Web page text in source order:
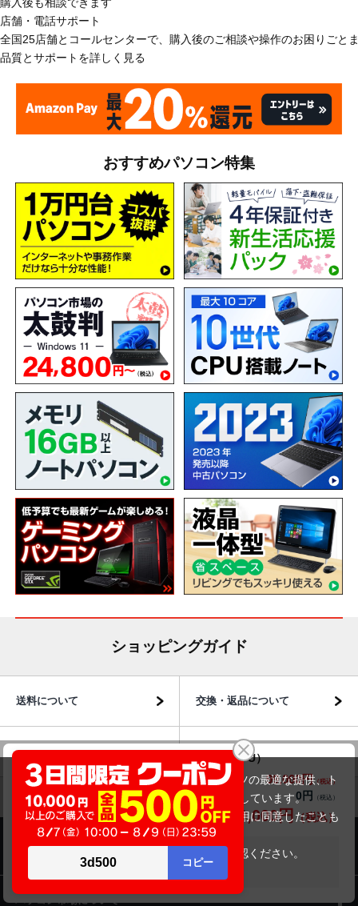
富士通 LIFEBOOK A5513/M （第12世代CPU）
商品価格(税込) 99,000円
オプション小計価格(税込)
0円
商品合計価格(税込)
99,000円
在庫がありません
店舗・電話サポート
全国25店舗とコールセンターで、購入後のご相談や操作のお困りごと
品質とサポートを詳しく見る
おすすめパソコン特集
ショッピングガイド
送料について 交換・返品について
お届けについて 商品・保証について
商品のご案内
パソコン市場について
当サイトでは利用体験の向上およびコンテンツの最適な提供、ト
ラフィックの分析を目的としてCookieを使用しています。
サイトの閲覧を継続された場合、Cookieの利用に同意したことも
のといたします。
をご確認ください。
承諾する